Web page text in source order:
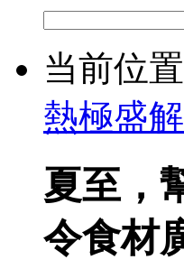
当前位置
熱極盛
夏至，
令食材